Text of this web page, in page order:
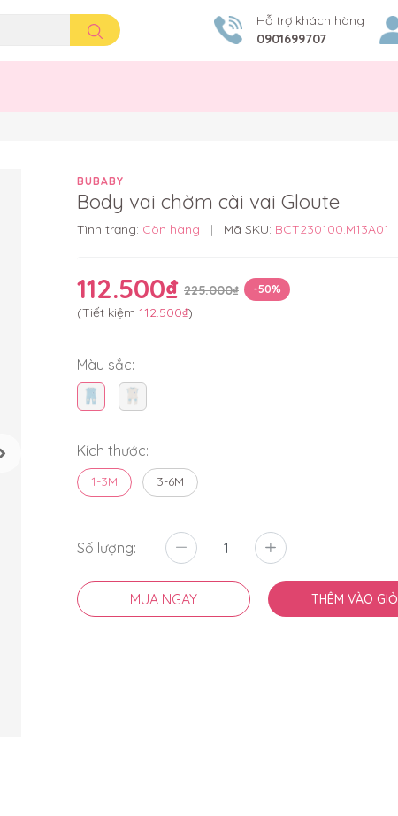
Hỗ trợ khách hàng
0901699707
BUBABY
Body vai chờm cài vai Gloute
Tình trạng: Còn hàng | Mã SKU: BCT230100.M13A01
112.500₫ 225.000₫ -50%
(Tiết kiệm 112.500₫)
Màu sắc:
Kích thước:
1-3M 3-6M
Số lượng:
MUA NGAY THÊM VÀO GIỎ